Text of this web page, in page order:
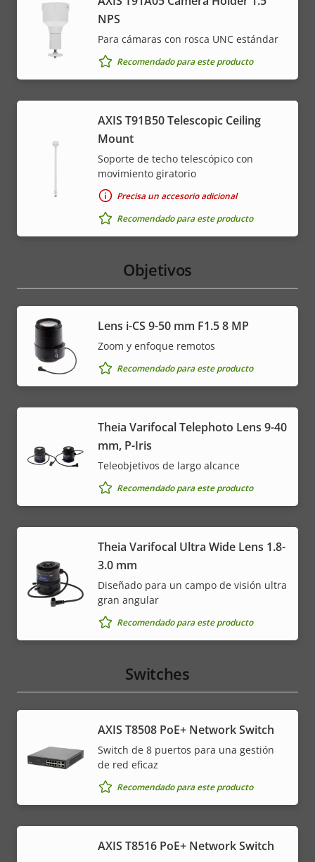
NPS
Para cámaras con rosca UNC estándar
Recomendado para este producto
AXIS T91B50 Telescopic Ceiling
Mount
Soporte de techo telescópico con
movimiento giratorio
Precisa un accesorio adicional
Recomendado para este producto
Objetivos
Lens i-CS 9-50 mm F1.5 8 MP
Zoom y enfoque remotos
Recomendado para este producto
Theia Varifocal Telephoto Lens 9-40
mm, P-Iris
Teleobjetivos de largo alcance
Recomendado para este producto
Theia Varifocal Ultra Wide Lens 1.8-
3.0 mm
Diseñado para un campo de visión ultra
gran angular
Recomendado para este producto
Switches
AXIS T8508 PoE+ Network Switch
Switch de 8 puertos para una gestión
de red eficaz
Recomendado para este producto
AXIS T8516 PoE+ Network Switch